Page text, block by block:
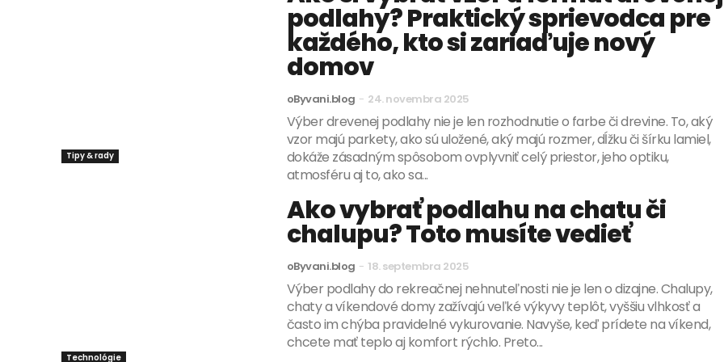
Tipy & rady
podlahy? Praktický sprievodca pre
každého, kto si zariaďuje nový
domov
oByvani.blog - 24. novembra 2025
Výber drevenej podlahy nie je len rozhodnutie o farbe či drevine. To, aký
vzor majú parkety, ako sú uložené, aký majú rozmer, dĺžku či šírku lamiel,
dokáže zásadným spôsobom ovplyvniť celý priestor, jeho optiku,
atmosféru aj to, ako sa...
Technológie
Ako vybrať podlahu na chatu či
chalupu? Toto musíte vedieť
oByvani.blog - 18. septembra 2025
Výber podlahy do rekreačnej nehnuteľnosti nie je len o dizajne. Chalupy,
chaty a víkendové domy zažívajú veľké výkyvy teplôt, vyššiu vlhkosť a
často im chýba pravidelné vykurovanie. Navyše, keď prídete na víkend,
chcete mať teplo aj komfort rýchlo. Preto...